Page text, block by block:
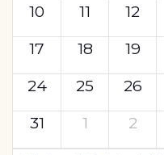
10
11 12
17
18 19
24
25 26
31
1 2